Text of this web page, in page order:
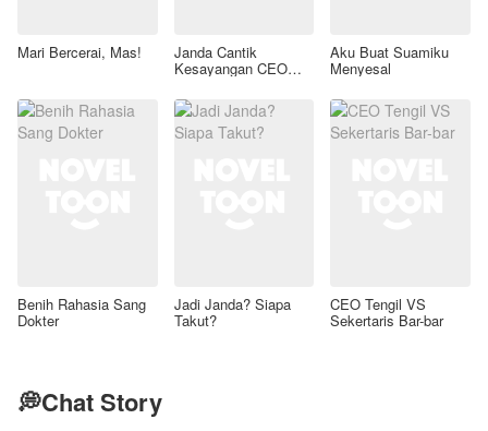
Mari Bercerai, Mas! Janda Cantik
Kesayangan CEO
Aku Buat Suamiku
Menyesal
Benih Rahasia Sang
Dokter
Jadi Janda? Siapa
Takut?
CEO Tengil VS
Sekertaris Bar-bar
💭Chat Story